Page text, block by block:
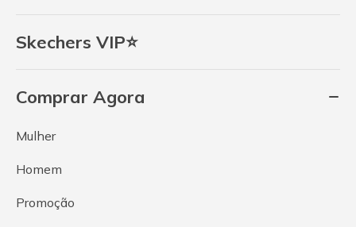
Skechers VIP⭐
Comprar Agora
Mulher
Homem
Promoção